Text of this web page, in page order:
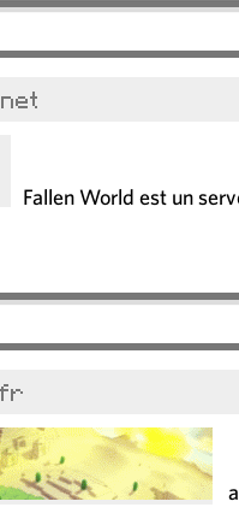
Fallen World est un